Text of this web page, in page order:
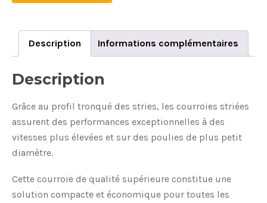
Description Informations complémentaires
Description
Grâce au profil tronqué des stries, les courroies striées
assurent des performances exceptionnelles à des
vitesses plus élevées et sur des poulies de plus petit
diamètre.
Cette courroie de qualité supérieure constitue une
solution compacte et économique pour toutes les